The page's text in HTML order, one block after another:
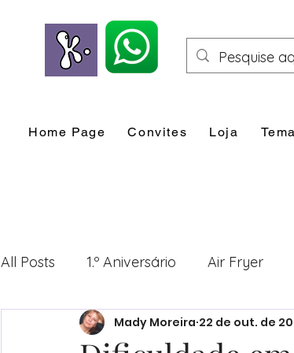
Home Page Convites Loja
All Posts 1.º Aniversário Air Fryer
Desenvolvimento Profissional
Mady Moreira 22 de out. de